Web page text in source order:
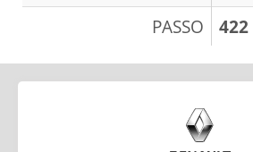
PASSO
422